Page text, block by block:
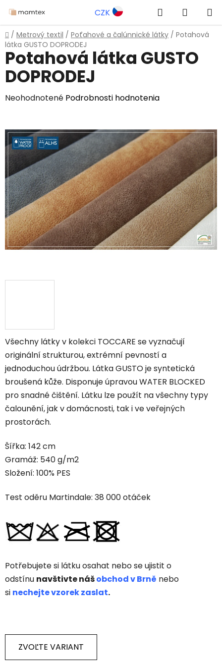
na
obsah
CZK Hľadať
KOŠÍK
Domov
/ Metrový textil / Poťahové a čalúnnické látky / Potahová
látka GUSTO DOPRODEJ
Všechny látky v kolekci TOCCARE se vyznačují
originální strukturou, extrémní pevností a
jednoduchou údržbou. Látka GUSTO je syntetická
broušená kůže. Disponuje úpravou WATER BLOCKED
pro snadné čištění. Látku lze použít na všechny typy
čalounění, jak v domácnosti, tak i ve veřejných
prostorách.
Šířka: 142 cm
Gramáž: 540 g/m2
Složení: 100% PES
Test oděru Martindale: 38 000 otáček
Potřebujete si látku osahat nebo se ujistit o
odstínu navštivte nášobchod v Brně nebo
si nechejte vzorek zaslat.
ZVOĽTE VARIANT
Potahová látka GUSTO
DOPRODEJ
Priemerné
0,0
z
5
hviezdičiek.
Neohodnotené Podrobnosti hodnotenia